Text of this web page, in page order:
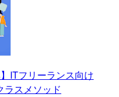
ITフリーランス向け
ラスメソッド